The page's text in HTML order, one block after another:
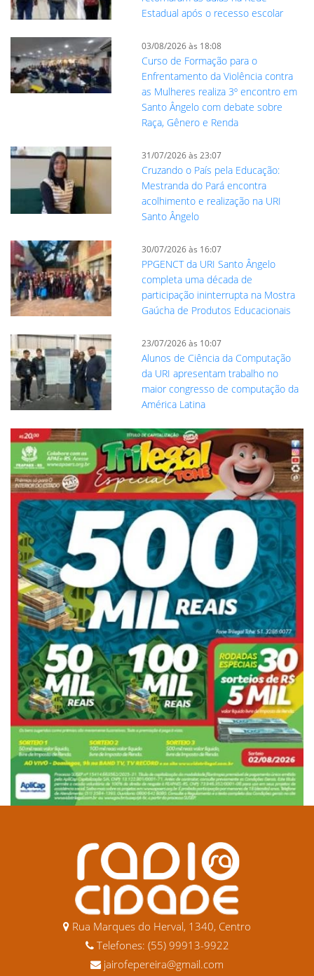
Estadual após o recesso escolar
03/08/2026 às 18:08
Curso de Formação para o
Enfrentamento da Violência contra
as Mulheres realiza 3º encontro em
Santo Ângelo com debate sobre
Raça, Gênero e Renda
31/07/2026 às 23:07
Cruzando o País pela Educação:
Mestranda do Pará encontra
acolhimento e realização na URI
Santo Ângelo
30/07/2026 às 16:07
PPGENCT da URI Santo Ângelo
completa uma década de
participação ininterrupta na Mostra
Gaúcha de Produtos Educacionais
23/07/2026 às 10:07
Alunos de Ciência da Computação
da URI apresentam trabalho no
maior congresso de computação da
América Latina
Rua Marques do Herval, 1340, Centro
Telefones: (55) 99913-9922
jairofepereira@gmail.com